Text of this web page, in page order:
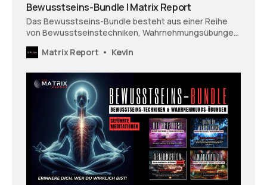
Bewusstseins-Bundle | Matrix Report
Das Bewusstseins-Bundle besteht aus einer Reihe
von Bewusstseinstechniken, Wahrnehmungsübungen
Matrix Report Kevin